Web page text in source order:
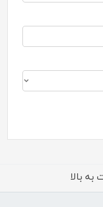
بالا